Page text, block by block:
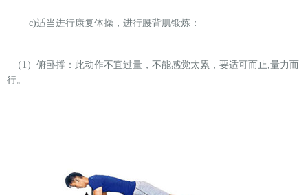
c)适当进行康复体操，进行腰背肌锻炼：
（1）俯卧撑：此动作不宜过量，不能感觉太累，要适可而止,量力而
行。